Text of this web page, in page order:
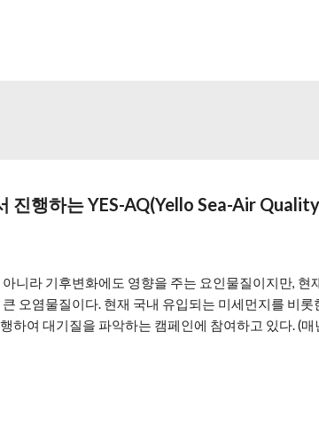
진행하는 YES-AQ(Yello Sea-Air
니라 기후변화에도 영향을 주는 요인물질이지만, 현
오염물질이다. 현재 국내 유입되는 미세먼지를 비
하여 대기질을 파악하는 캠페인에 참여하고 있다. (매